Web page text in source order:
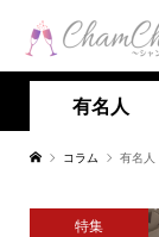
有名人
コラム 有名人
特集